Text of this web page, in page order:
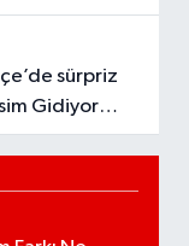
Gidiyor